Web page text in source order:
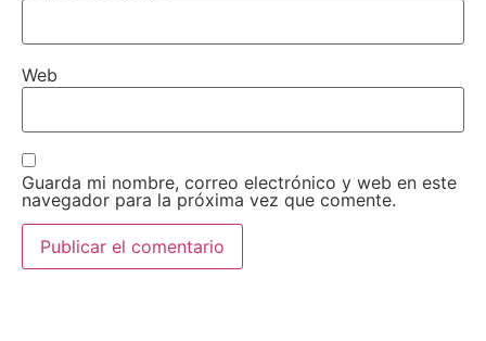
Web
Guarda mi nombre, correo electrónico y web en este
navegador para la próxima vez que comente.